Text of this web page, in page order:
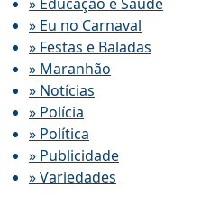
» Eu no Carnaval
» Festas e Baladas
» Maranhão
» Notícias
» Polícia
» Política
» Publicidade
» Variedades